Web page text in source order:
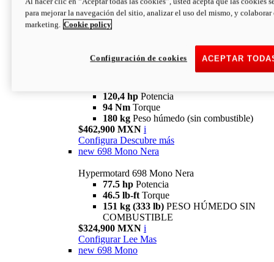
94 NmTorque
180 kgPESO HÚMEDO SIN
COMBUSTIBLE
newV2 SP
120,4 hp Potencia
94 Nm Torque
180 kg Peso húmedo (sin combustible)
$462,900 MXN i
Configura Descubre más
new 698 Mono Nera
Hypermotard 698 Mono Nera
77.5 hp Potencia
46.5 lb-ft Torque
151 kg (333 lb) PESO HÚMEDO SIN
COMBUSTIBLE
$324,900 MXN i
Configurar Lee Mas
new 698 Mono
para mejorar la navegación del sitio, analizar el uso del mismo, y colaborar
marketing. Cookie policy
ACEPTAR
Configuración de cookies